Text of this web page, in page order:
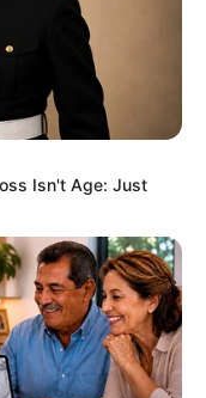
For This
Isn't Age: Just